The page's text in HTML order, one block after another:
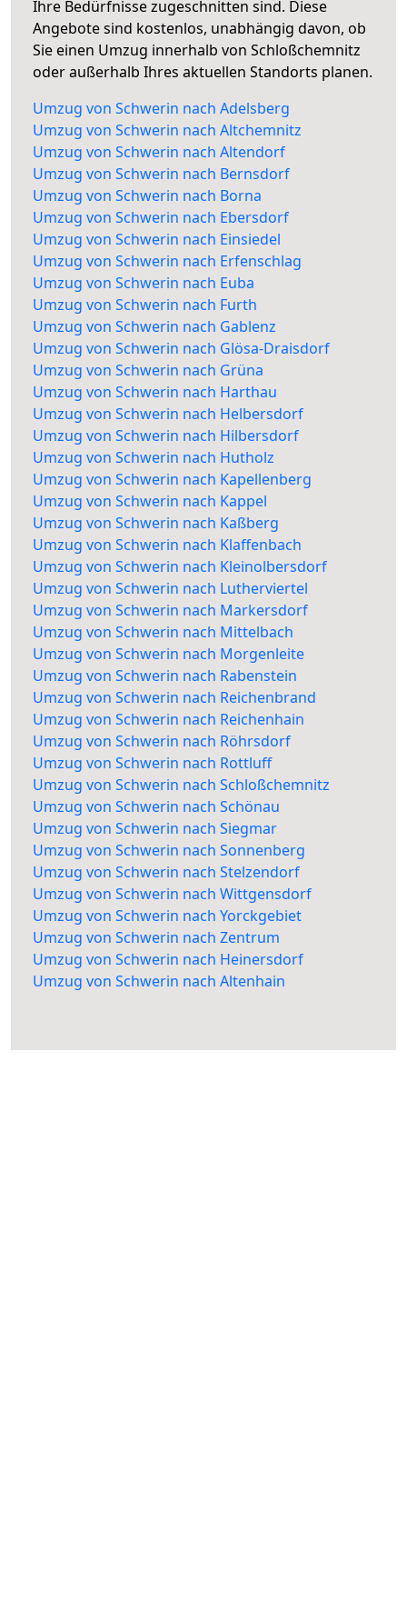
Ihre Bedürfnisse zugeschnitten sind. Diese
Angebote sind kostenlos, unabhängig davon, ob
Sie einen Umzug innerhalb von Schloßchemnitz
oder außerhalb Ihres aktuellen Standorts planen.
Umzug von Schwerin nach Adelsberg
Umzug von Schwerin nach Altchemnitz
Umzug von Schwerin nach Altendorf
Umzug von Schwerin nach Bernsdorf
Umzug von Schwerin nach Borna
Umzug von Schwerin nach Ebersdorf
Umzug von Schwerin nach Einsiedel
Umzug von Schwerin nach Erfenschlag
Umzug von Schwerin nach Euba
Umzug von Schwerin nach Furth
Umzug von Schwerin nach Gablenz
Umzug von Schwerin nach Glösa-Draisdorf
Umzug von Schwerin nach Grüna
Umzug von Schwerin nach Harthau
Umzug von Schwerin nach Helbersdorf
Umzug von Schwerin nach Hilbersdorf
Umzug von Schwerin nach Hutholz
Umzug von Schwerin nach Kapellenberg
Umzug von Schwerin nach Kappel
Umzug von Schwerin nach Kaßberg
Umzug von Schwerin nach Klaffenbach
Umzug von Schwerin nach Kleinolbersdorf
Umzug von Schwerin nach Lutherviertel
Umzug von Schwerin nach Markersdorf
Umzug von Schwerin nach Mittelbach
Umzug von Schwerin nach Morgenleite
Umzug von Schwerin nach Rabenstein
Umzug von Schwerin nach Reichenbrand
Umzug von Schwerin nach Reichenhain
Umzug von Schwerin nach Röhrsdorf
Umzug von Schwerin nach Rottluff
Umzug von Schwerin nach Schloßchemnitz
Umzug von Schwerin nach Schönau
Umzug von Schwerin nach Siegmar
Umzug von Schwerin nach Sonnenberg
Umzug von Schwerin nach Stelzendorf
Umzug von Schwerin nach Wittgensdorf
Umzug von Schwerin nach Yorckgebiet
Umzug von Schwerin nach Zentrum
Umzug von Schwerin nach Heinersdorf
Umzug von Schwerin nach Altenhain